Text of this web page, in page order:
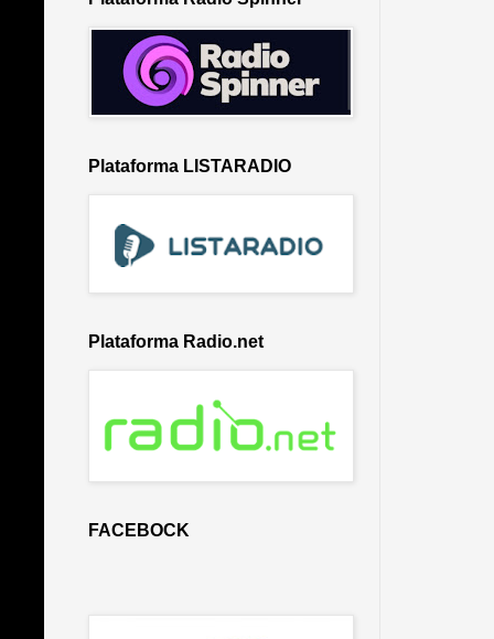
Plataforma LISTARADIO
Plataforma Radio.net
FACEBOCK